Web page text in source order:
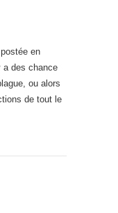
en
a des chance
ou alors
de tout le